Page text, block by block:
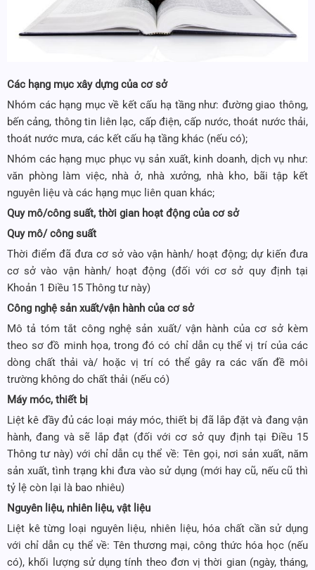
Các hạng mục xây dựng của cơ sở
Nhóm các hạng mục về kết cấu hạ tầng như: đường giao thông,
bến cảng, thông tin liên lạc, cấp điện, cấp nước, thoát nước thải,
thoát nước mưa, các kết cấu hạ tầng khác (nếu có);
Nhóm các hạng mục phục vụ sản xuất, kinh doanh, dịch vụ như:
văn phòng làm việc, nhà ở, nhà xưởng, nhà kho, bãi tập kết
nguyên liệu và các hạng mục liên quan khác;
Quy mô/công suất, thời gian hoạt động của cơ sở
Quy mô/ công suất
Thời điểm đã đưa cơ sở vào vận hành/ hoạt động; dự kiến đưa
cơ sở vào vận hành/ hoạt động (đối với cơ sở quy định tại
Khoản 1 Điều 15 Thông tư này)
Công nghệ sản xuất/vận hành của cơ sở
Mô tả tóm tắt công nghệ sản xuất/ vận hành của cơ sở kèm
theo sơ đồ minh họa, trong đó có chỉ dẫn cụ thể vị trí của các
dòng chất thải và/ hoặc vị trí có thể gây ra các vấn đề môi
trường không do chất thải (nếu có)
Máy móc, thiết bị
Liệt kê đầy đủ các loại máy móc, thiết bị đã lắp đặt và đang vận
hành, đang và sẽ lắp đạt (đối với cơ sở quy định tại Điều 15
Thông tư này) với chỉ dẫn cụ thể về: Tên gọi, nơi sản xuất, năm
sản xuất, tình trạng khi đưa vào sử dụng (mới hay cũ, nếu cũ thì
tỷ lệ còn lại là bao nhiêu)
Nguyên liệu, nhiên liệu, vật liệu
Liệt kê từng loại nguyên liệu, nhiên liệu, hóa chất cần sử dụng
với chỉ dẫn cụ thể về: Tên thương mại, công thức hóa học (nếu
có), khối lượng sử dụng tính theo đơn vị thời gian (ngày, tháng,